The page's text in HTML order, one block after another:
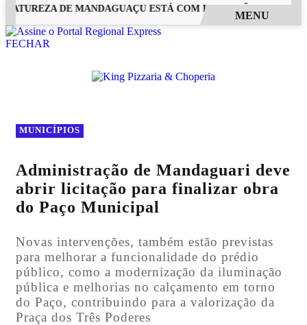
DE MANDAGUAÇU ESTÁ COM INSCRIÇÕES ABERTAS
EM ALTA
MENU
FECHAR
MUNICÍPIOS
Administração de Mandaguari deve
abrir licitação para finalizar obra
do Paço Municipal
Novas intervenções, também estão previstas
para melhorar a funcionalidade do prédio
público, como a modernização da iluminação
pública e melhorias no calçamento em torno
do Paço, contribuindo para a valorização da
Praça dos Três Poderes